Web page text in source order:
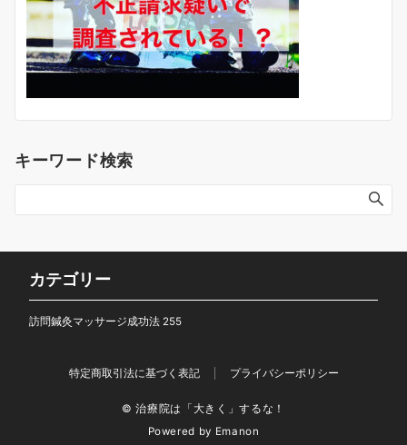
キーワード検索
カテゴリー
訪問鍼灸マッサージ成功法 255
特定商取引法に基づく表記 プライバシーポリシー
© 治療院は「大きく」するな！
Powered by Emanon